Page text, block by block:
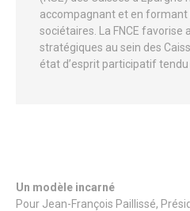
accompagnant et en
sociétaires. La FNCE favorise
stratégiques au sein des
état d’esprit participatif tendu
Un modèle incarné
Pour Jean-François Paillissé,